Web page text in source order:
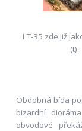
LT-35 zde již
(t).
Obdobná bída
bizardní
obvodové